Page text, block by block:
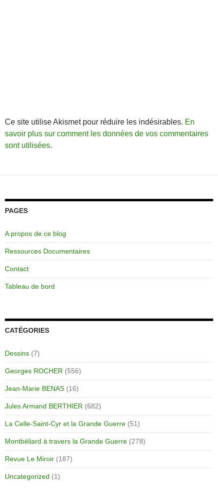
Ce site utilise Akismet pour réduire les indésirables. En
savoir plus sur comment les données de vos commentaires
sont utilisées.
PAGES
A propos de ce blog
Ressources Documentaires
Contact
Tableau de bord
CATÉGORIES
Dessins (7)
Georges ROCHER (556)
Jean-Marie BENAS (16)
Jules Armand BERTHIER (682)
La Celle-Saint-Cyr et la Grande Guerre (51)
Montbéliard à travers la Grande Guerre (278)
Revue Le Miroir (187)
Uncategorized (1)